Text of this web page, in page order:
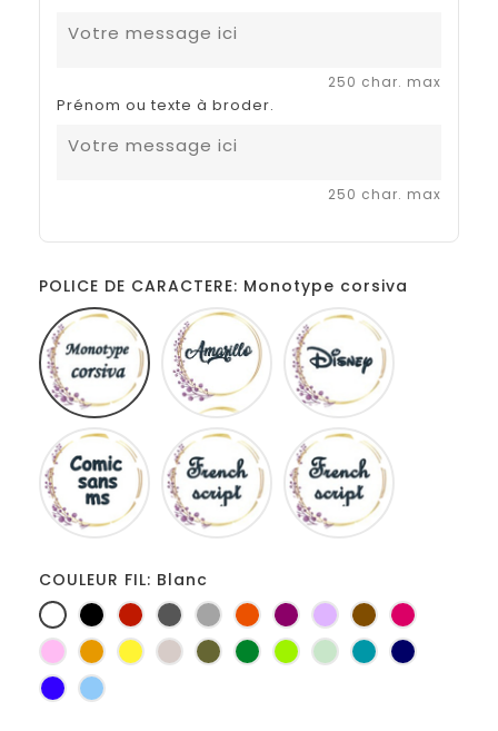
250 char. max
Prénom ou texte à broder.
250 char. max
POLICE DE CARACTERE: Monotype corsiva
Monotype
corsiva
Amarillo
Comic
sans
ms
French
script
COULEUR FIL: Blanc
BlancNoir RougeGris
foncé
Gris
clair
Orange
PruneLilasMarronFuchsia
RoseJaune
d'or
jauneFicelleKaki Vert
bouteille
Anis Vert
d'eau
Turquoise
Marine
Bleu
roi
Bleu